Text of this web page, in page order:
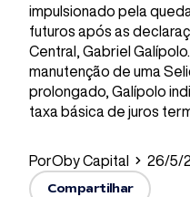
impulsionado pela
futuros após as
Central, Gabriel
manutenção de uma
prolongado, Galípolo
taxa básica de juros
PorOby Capital 26/5/
Compartilhar